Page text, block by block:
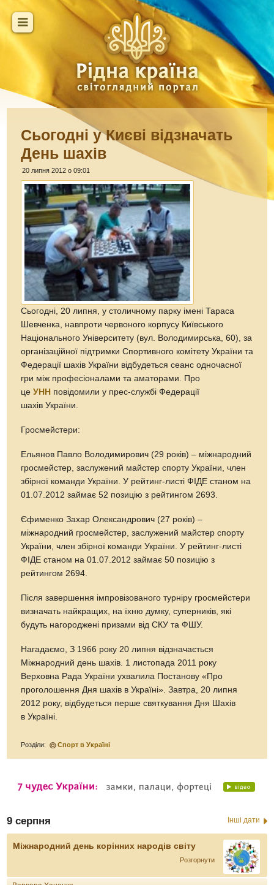
Сьогодні у Києві відзначать
День шахів
20 липня 2012 о 09:01
Сьогодні, 20 липня, у столичному парку імені Тараса
Шевченка, навпроти червоного корпусу Київського
Національного Університету (вул. Володимирська, 60), за
організаційної підтримки Спортивного комітету України та
Федерації шахів України відбудеться сеанс одночасної
гри між професіоналами та аматорами. Про
цеУНН повідомили у прес-службі Федерації
шахів України.
Гросмейстери:
Ельянов Павло Володимирович (29 років) – міжнародний
гросмейстер, заслужений майстер спорту України, член
збірної команди України. У рейтинг-листі ФІДЕ станом на
01.07.2012 займає 52 позицію з рейтингом 2693.
Єфименко Захар Олександрович (27 років) –
міжнародний гросмейстер, заслужений майстер спорту
України, член збірної команди України. У рейтинг-листі
ФІДЕ станом на 01.07.2012 займає 50 позицію з
рейтингом 2694.
Після завершення імпровізованого турніру гросмейстери
визначать найкращих, на їхню думку, суперників, які
будуть нагороджені призами від СКУ та ФШУ.
Нагадаємо, З 1966 року 20 липня відзначається
Міжнародний день шахів. 1 листопада 2011 року
Верховна Рада України ухвалила Постанову «Про
проголошення Дня шахів в Україні». Завтра, 20 липня
2012 року, відбудеться перше святкування Дня Шахів
в Україні.
Розділи: Спорт в Україні
9 серпня Інші дати
Міжнародний день корінних народів світу
Розгорнути